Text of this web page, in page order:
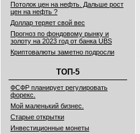
Потолок цен на нефть. Дальше рост
цен на нефть ?
Доллар теряет свой вес
Прогноз по фондовому рынку и
золоту на 2023 год от банка UBS
Криптовалюты заметно подросли
ТОП-5
ФСФР планирует регулировать
форекс.
Мой маленький бизнес.
Старые открытки
Инвестиционные монеты